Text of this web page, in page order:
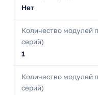
Нет
Количество модулей
серий)
1
Количество модулей
серий)